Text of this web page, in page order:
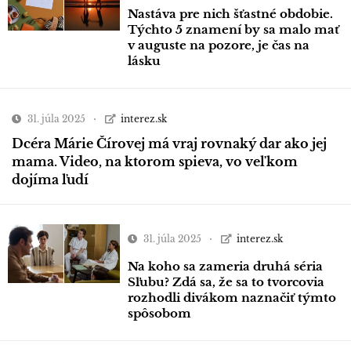
Nastáva pre nich šťastné obdobie.
Týchto 5 znamení by sa malo mať
v auguste na pozore, je čas na
lásku
31. júla 2025 interez.sk
Dcéra Márie Čírovej má vraj rovnaký dar ako jej
mama. Video, na ktorom spieva, vo veľkom
dojíma ľudí
31. júla 2025 interez.sk
Na koho sa zameria druhá séria
Sľubu? Zdá sa, že sa to tvorcovia
rozhodli divákom naznačiť týmto
spôsobom